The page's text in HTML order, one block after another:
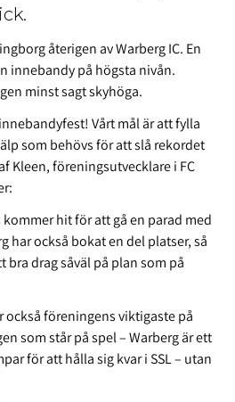
återigen av Warberg IC. En
innebandy på högsta nivån.
minst sagt skyhöga.
Vårt mål är att fylla
som behövs för att slå rekordet
Kleen, föreningsutvecklare i FC
hit för att gå en parad med
har också bokat en del platser, så
drag såväl på plan som på
också föreningens viktigaste på
som står på spel – Warberg är ett
för att hålla sig kvar i SSL – utan